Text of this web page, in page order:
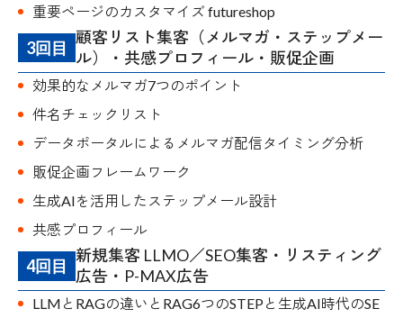
重要ページのカスタマイズ futureshop
3回目
顧客リスト集客（メルマガ・ステップメー
ル）・共感プロフィール・販促企画
効果的なメルマガ7つのポイント
件名チェックリスト
データポータルによるメルマガ配信タイミング分析
販促企画フレームワーク
生成AIを活用したステップメール設計
共感プロフィール
4回目
新規集客 LLMO／SEO集客・リスティング
広告・P-MAX広告
LLMとRAGの違いとRAG6つのSTEPと生成AI時代のSE